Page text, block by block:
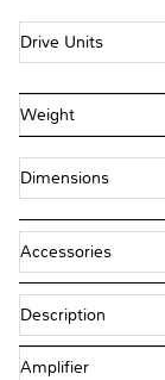
Drive Units
Weight
Dimensions
Accessories
Description
Amplifier